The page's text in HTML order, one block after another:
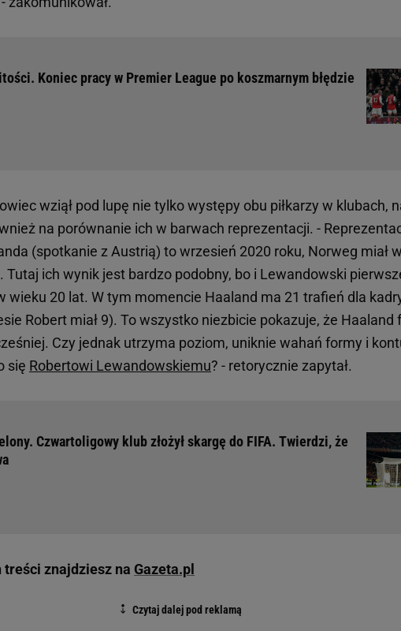
Koniec pracy w Premier League po koszmarnym błędzie
wziął pod lupę nie tylko występy obu piłkarzy w klubach,
na porównanie ich w barwach reprezentacji. -
(spotkanie z Austrią) to wrzesień 2020 roku, Norweg miał
Tutaj ich wynik jest bardzo podobny, bo i Lewandowski
wieku 20 lat. W tym momencie Haaland ma 21 trafień dla
Robert miał 9). To wszystko niezbicie pokazuje, że Haaland
Czy jednak utrzyma poziom, uniknie wahań formy i
się Robertowi Lewandowskiemu? - retorycznie zapytał.
Czwartoligowy klub złożył skargę do FIFA. Twierdzi, że
treści znajdziesz na Gazeta.pl